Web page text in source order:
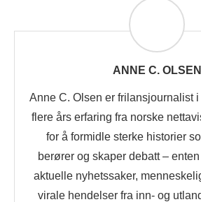
ANNE C. OLSEN
Anne C. Olsen er frilansjournalist
flere års erfaring fra norske
for å formidle sterke historier
berører og skaper debatt –
aktuelle nyhetssaker,
virale hendelser fra inn- og